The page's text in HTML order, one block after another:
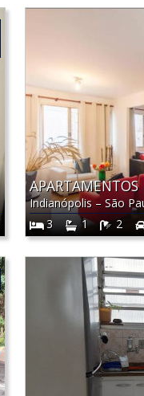
APARTAMENTOS
Indianópolis– São
3
1 2